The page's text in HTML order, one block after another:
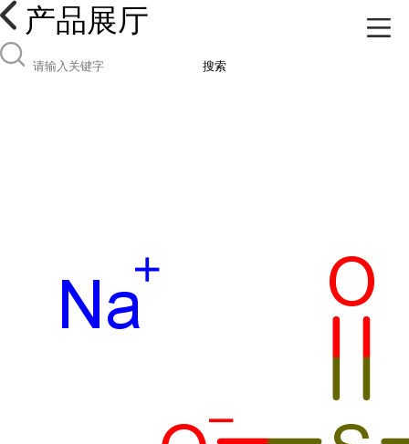
产品展厅
搜索